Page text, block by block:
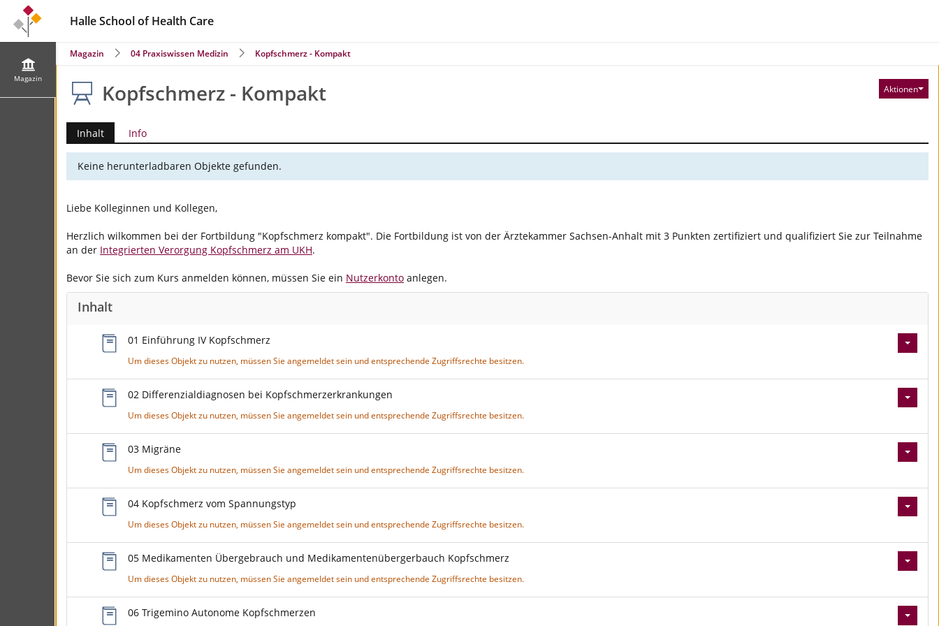
Halle School of Health Care
Magazin
Magazin 04 Praxiswissen Medizin Kopfschmerz - Kompakt
Aktionen
Kopfschmerz - Kompakt
Inhalt Info
Keine herunterladbaren Objekte gefunden.
Liebe Kolleginnen und Kollegen,
Herzlich wilkommen bei der Fortbildung "Kopfschmerz kompakt". Die Fortbildung ist von der Ärztekammer Sachsen-Anhalt mit 3 Punkten zertifiziert und qualifiziert Sie zur Teilnahme
an der Integrierten Verorgung Kopfschmerz am UKH.
Bevor Sie sich zum Kurs anmelden können, müssen Sie ein Nutzerkonto anlegen.
Inhalt
01 Einführung IV Kopfschmerz
Um dieses Objekt zu nutzen, müssen Sie angemeldet sein und entsprechende Zugriffsrechte besitzen.
02 Differenzialdiagnosen bei Kopfschmerzerkrankungen
Um dieses Objekt zu nutzen, müssen Sie angemeldet sein und entsprechende Zugriffsrechte besitzen.
03 Migräne
Um dieses Objekt zu nutzen, müssen Sie angemeldet sein und entsprechende Zugriffsrechte besitzen.
04 Kopfschmerz vom Spannungstyp
Um dieses Objekt zu nutzen, müssen Sie angemeldet sein und entsprechende Zugriffsrechte besitzen.
05 Medikamenten Übergebrauch und Medikamentenübergerbauch Kopfschmerz
Um dieses Objekt zu nutzen, müssen Sie angemeldet sein und entsprechende Zugriffsrechte besitzen.
06 Trigemino Autonome Kopfschmerzen